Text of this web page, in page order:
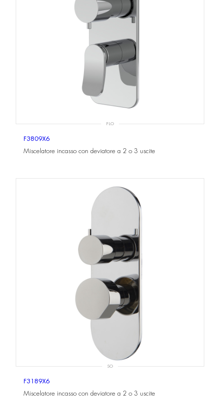
FLO
F3809X6
Miscelatore incasso con deviatore a 2 o 3 uscite
SO
F3189X6
Miscelatore incasso con deviatore a 2 o 3 uscite